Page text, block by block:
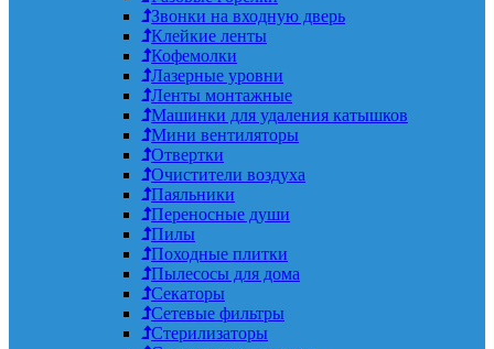
Звонки на входную дверь
Клейкие ленты
Кофемолки
Лазерные уровни
Ленты монтажные
Машинки для удаления катышков
Мини вентиляторы
Отвертки
Очистители воздуха
Паяльники
Переносные души
Пилы
Походные плитки
Пылесосы для дома
Секаторы
Сетевые фильтры
Стерилизаторы